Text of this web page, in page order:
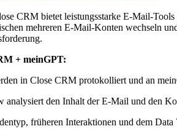
CRM bietet leistungsstarke E-Mail-
mehreren E-Mail-Konten wechseln
+ meinGPT:
in Close CRM protokolliert und an
analysiert den Inhalt der E-Mail und den
früheren Interaktionen und dem